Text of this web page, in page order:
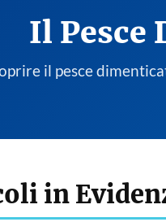
Il Pesce
il pesce
in